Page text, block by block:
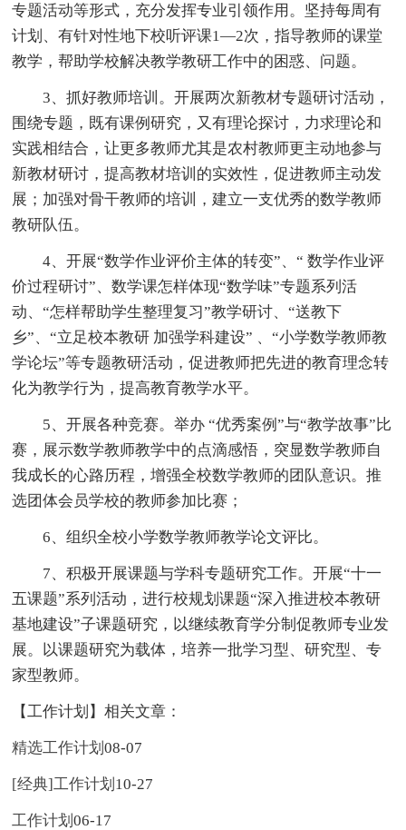
专题活动等形式，充分发挥专业引领作用。坚持每周有
计划、有针对性地下校听评课1—2次，指导教师的课堂
教学，帮助学校解决教学教研工作中的困惑、问题。
3、抓好教师培训。开展两次新教材专题研讨活动，
围绕专题，既有课例研究，又有理论探讨，力求理论和
实践相结合，让更多教师尤其是农村教师更主动地参与
新教材研讨，提高教材培训的实效性，促进教师主动发
展；加强对骨干教师的培训，建立一支优秀的数学教师
教研队伍。
4、开展“数学作业评价主体的转变”、“ 数学作业评
价过程研讨”、数学课怎样体现“数学味”专题系列活
动、“怎样帮助学生整理复习”教学研讨、“送教下
乡”、“立足校本教研 加强学科建设” 、“小学数学教师教
学论坛”等专题教研活动，促进教师把先进的教育理念转
化为教学行为，提高教育教学水平。
5、开展各种竞赛。举办 “优秀案例”与“教学故事”比
赛，展示数学教师教学中的点滴感悟，突显数学教师自
我成长的心路历程，增强全校数学教师的团队意识。推
选团体会员学校的教师参加比赛；
6、组织全校小学数学教师教学论文评比。
7、积极开展课题与学科专题研究工作。开展“十一
五课题”系列活动，进行校规划课题“深入推进校本教研
基地建设”子课题研究，以继续教育学分制促教师专业发
展。以课题研究为载体，培养一批学习型、研究型、专
家型教师。
【工作计划】相关文章：
精选工作计划08-07
[经典]工作计划 10-27
工作计划06-17